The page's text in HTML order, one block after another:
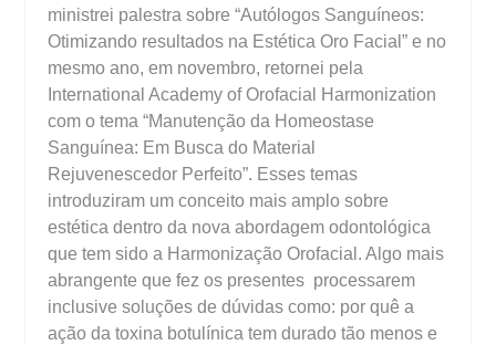
ministrei palestra sobre “Autólogos Sanguíneos:
Otimizando resultados na Estética Oro Facial” e no
mesmo ano, em novembro, retornei pela
International Academy of Orofacial Harmonization
com o tema “Manutenção da Homeostase
Sanguínea: Em Busca do Material
Rejuvenescedor Perfeito”. Esses temas
introduziram um conceito mais amplo sobre
estética dentro da nova abordagem odontológica
que tem sido a Harmonização Orofacial. Algo mais
abrangente que fez os presentes processarem
inclusive soluções de dúvidas como: por quê a
ação da toxina botulínica tem durado tão menos e